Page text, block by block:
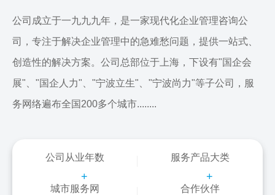
公司成立于一九九九年，是一家现代化企业管理咨询公
司，专注于解决企业管理中的急难愁问题，提供一站式、
创造性的解决方案。公司总部位于上海，下设有"国企会
展"、"国企人力"、"宁波立生"、"宁波尚力"等子公司，服
务网络遍布全国200多个城市........
公司从业年数
+
服务产品大类
+
城市服务网 合作伙伴